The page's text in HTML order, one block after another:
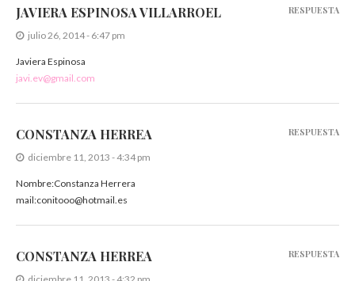
JAVIERA ESPINOSA VILLARROEL
julio 26, 2014 - 6:47 pm
Javiera Espinosa
javi.ev@gmail.com
RESPUESTA
CONSTANZA HERREA
diciembre 11, 2013 - 4:34 pm
Nombre:Constanza Herrera
mail:conitooo@hotmail.es
RESPUESTA
CONSTANZA HERREA RESPUESTA